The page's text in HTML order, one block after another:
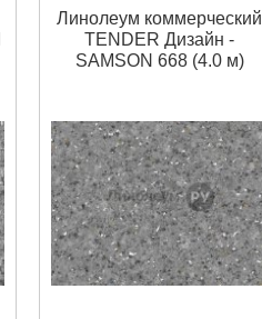
Линолеум коммерческий
TENDER Дизайн -
SAMSON 668 (4.0 м)